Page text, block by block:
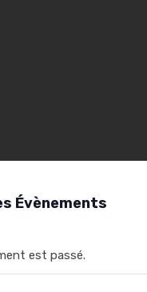
Évènements
est passé.